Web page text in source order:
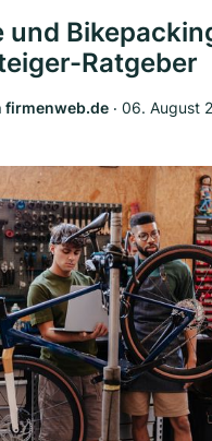
und
Ratgeber
firmenweb.de ‧ 06. August